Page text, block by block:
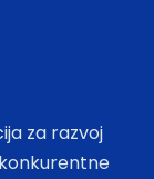
za razvoj